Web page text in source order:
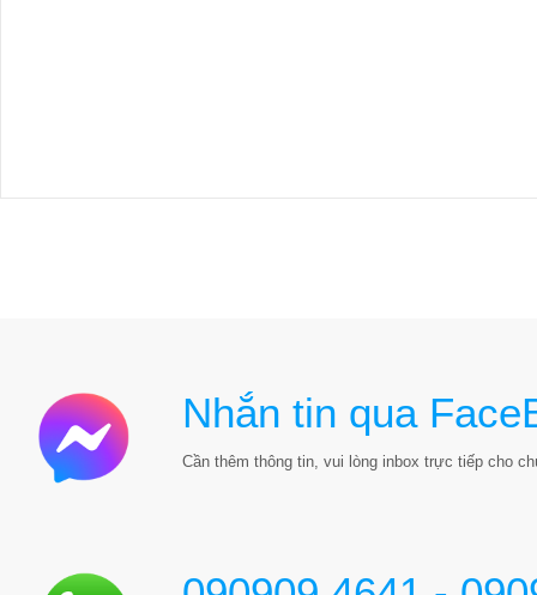
Nhắn tin qua
Cần thêm thông tin, vui lòng inbox trực tiếp cho